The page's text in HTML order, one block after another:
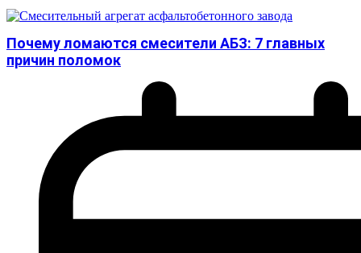
Почему ломаются смесители АБЗ: 7 главных
причин поломок